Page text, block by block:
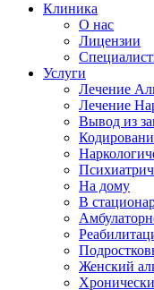
Клиника
О нас
Лицензии
Услуги
Лечение
Лечение
Вывод из
На дому
В
Женский